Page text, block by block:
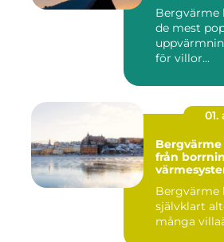
Bergvärme
de mest
för villor...
01.
från
Bergvärme
självklart
många